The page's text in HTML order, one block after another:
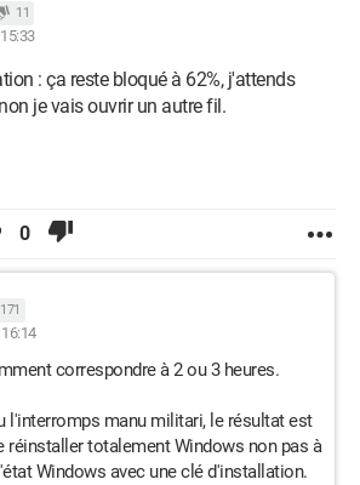
11
: ça reste bloqué à 62%, j'attends
je vais ouvrir un autre fil.
0
correspondre à 2 ou 3 heures.
l'interromps manu militari, le résultat est
réinstaller totalement Windows non pas à
Windows avec une clé d'installation.